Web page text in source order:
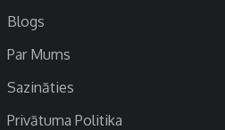
Blogs
Par Mums
Sazināties
Privātuma Politika